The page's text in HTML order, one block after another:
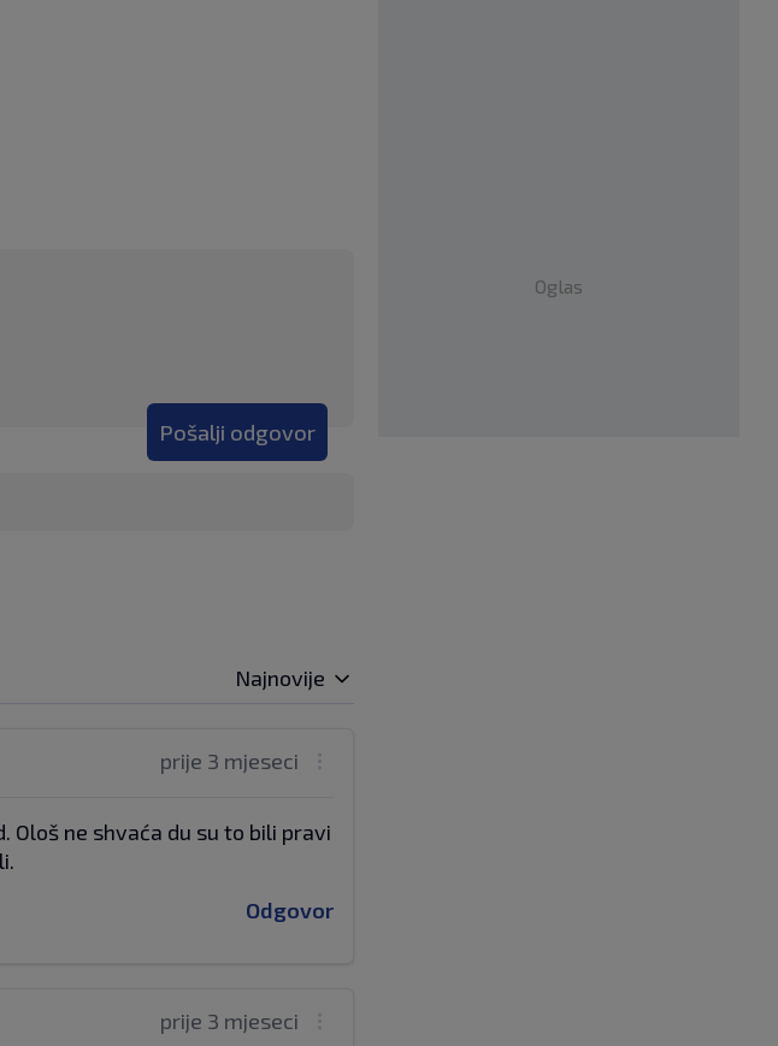
Pošalji odgovor
Najnovije
prije 3 mjeseci
Ološ ne shvaća du su to bili pravi
Odgovor
prije 3 mjeseci
Oglas